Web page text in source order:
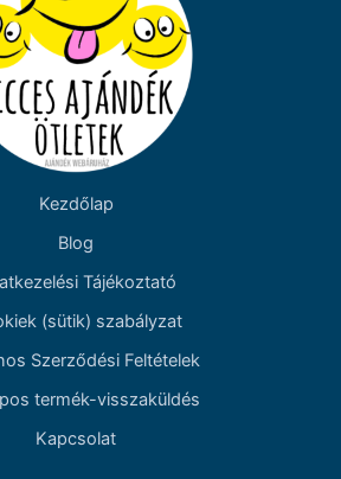
Kezdőlap
Blog
Tájékoztató
(sütik) szabályzat
Szerződési Feltételek
termék-visszaküldés
Kapcsolat